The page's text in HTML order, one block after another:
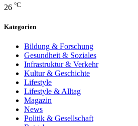
26 °C
Kategorien
Bildung & Forschung
Gesundheit & Soziales
Infrastruktur & Verkehr
Kultur & Geschichte
Lifestyle
Lifestyle & Alltag
Magazin
News
Politik & Gesellschaft